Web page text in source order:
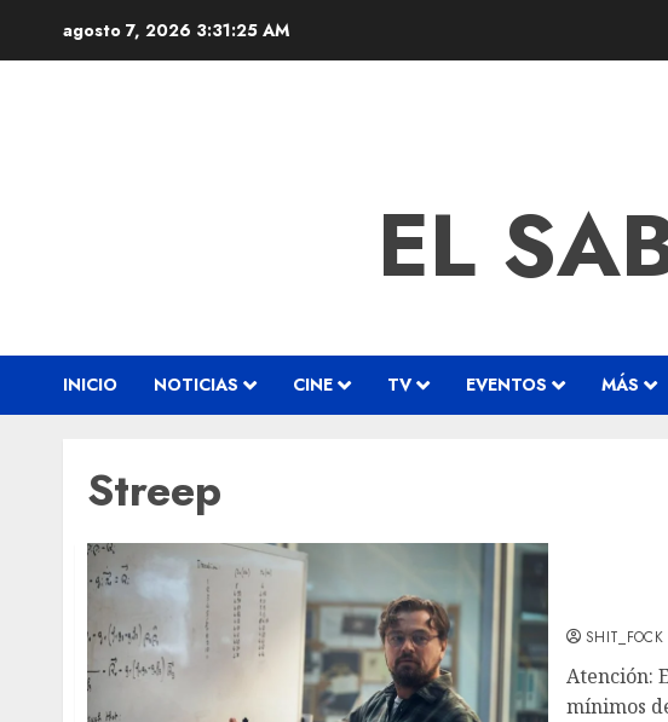
agosto 7, 2026 3:31:26 AM
EL
INICIO NOTICIAS CINE TV EVENTOS MÁS
Streep
SHIT_FOCK
Atención:
mínimos